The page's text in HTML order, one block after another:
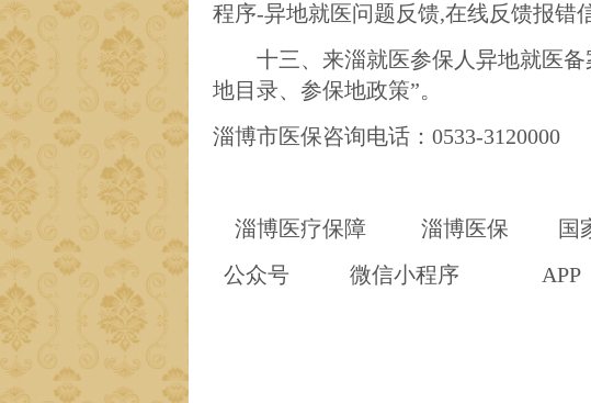
程序-异地就医问题反馈,在线反馈报错
十三、 来淄就医参保人异地就医
地目录、参保地政策”。
淄博市医保咨询电话： 0533-3120000
淄博医疗保障 淄博医保
国
公众号 微信小程序 APP